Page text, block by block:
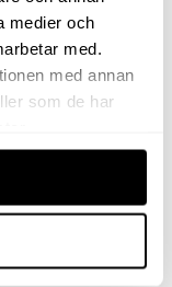
medier och
med.
med annan
som de har